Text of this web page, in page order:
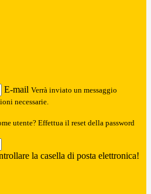
E-mail Verrà inviato un messaggio
necessarie.
utente? Effettua il reset della password
la casella di posta elettronica!